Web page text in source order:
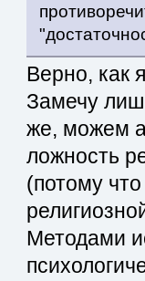
Верно, как
Замечу
же, можем
ложность
(потому
Методами